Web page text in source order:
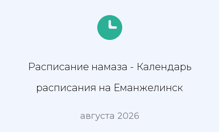
Расписание намаза - Календарь
расписания на Еманжелинск
августа 2026